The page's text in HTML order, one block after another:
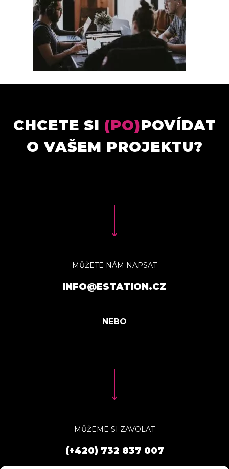
CHCETE SI (PO)POVÍDAT
O VAŠEM PROJEKTU?
MŮŽETE NÁM NAPSAT
INFO@ESTATION.CZ
MŮŽEME SI ZAVOLAT
(+420) 732 837 007